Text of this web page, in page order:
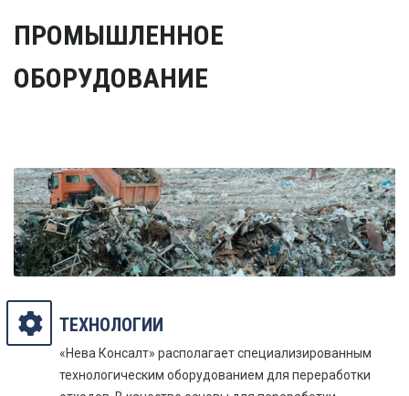
ТЕХНОЛОГИИ
«Нева Консалт» располагает специализированным
технологическим оборудованием для переработки
ПРОМЫШЛЕННОЕ
ОБОРУДОВАНИЕ